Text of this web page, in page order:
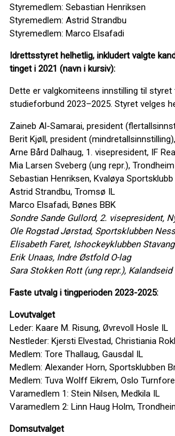
Styremedlem: Sebastian Henriksen
Styremedlem: Astrid Strandbu
Styremedlem: Marco Elsafadi
Idrettsstyret helhetlig, inkludert valgte
tinget i 2021 (navn i kursiv):
Dette er valgkomiteens innstilling til styret
studieforbund 2023–2025. Styret velges
Zaineb Al-Samarai, president
Berit Kjøll, president
Arne Bård Dalhaug, 1. visepresident, IF
Mia Larsen Sveberg (ung repr.),
Sebastian Henriksen, Kvaløya Sportsklubb
Astrid Strandbu, Tromsø IL
Marco Elsafadi, Bønes BBK
Sondre Sande Gullord, 2. visepresident,
Ole Rogstad Jørstad, Sportsklubben
Elisabeth Faret, Ishockeyklubben
Erik Unaas, Indre Østfold O-lag
Sara Stokken Rott (ung repr.), Kalandseid
Faste utvalg i tingperioden 2023-2025:
Lovutvalget
Leder: Kaare M. Risung, Øvrevoll Hosle IL
Nestleder: Kjersti Elvestad, Christiania
Medlem: Tore Thallaug, Gausdal IL
Medlem: Alexander Horn, Sportsklubben
Medlem: Tuva Wolff Eikrem, Oslo
Varamedlem 1: Stein Nilsen, Medkila IL
Varamedlem 2: Linn Haug Holm,
Domsutvalget